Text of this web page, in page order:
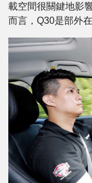
載空間很關鍵地影
而言，Q30是部外